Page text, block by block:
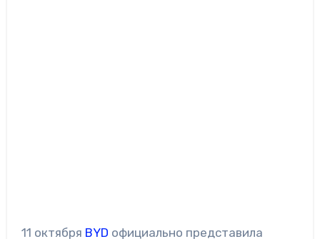
11 октября BYD официально представила